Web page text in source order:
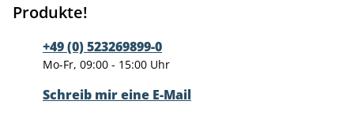
Produkte!
+49 (0) 523269899-0
Mo-Fr, 09:00 - 15:00 Uhr
Schreib mir eine E-Mail